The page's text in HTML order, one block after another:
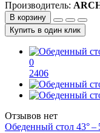
Производитель:
В корзину
Купить в один клик
0
2406
Отзывов нет
Обеденный стол 43°